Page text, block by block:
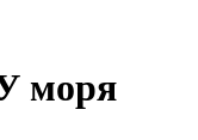
моря